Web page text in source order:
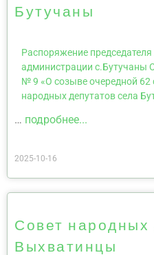
Бутучаны
Распоряжение
администрации с.Бутучаны
№ 9 «О созыве очередной 62
народных депутатов села
… подробнее...
2025-10-16
Совет народных
Выхватинцы